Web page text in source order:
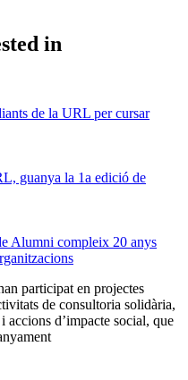
in
de la URL per cursar
guanya la 1a edició de
Alumni compleix 20 anys
participat en projectes
de consultoria solidària,
accions d’impacte social, que